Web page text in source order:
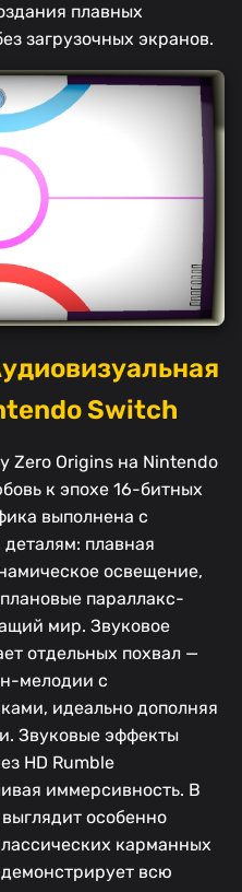
плавных
загрузочных экранов.
Switch
Zero Origins на Nintendo
к эпохе 16-битных
выполнена с
плавная
освещение,
параллакс-
мир. Звуковое
отдельных похвал —
мелодии с
идеально дополняя
Звуковые эффекты
HD Rumble
иммерсивность. В
особенно
карманных
всю